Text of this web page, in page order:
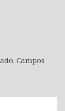
Campos